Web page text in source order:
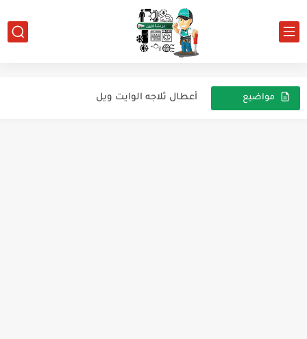
مواضيع
عطل سدد دائره التبريد
اعطال ثلاجة هاى سينس والتيست مود
أعطال ثلاجه الوايت ويل